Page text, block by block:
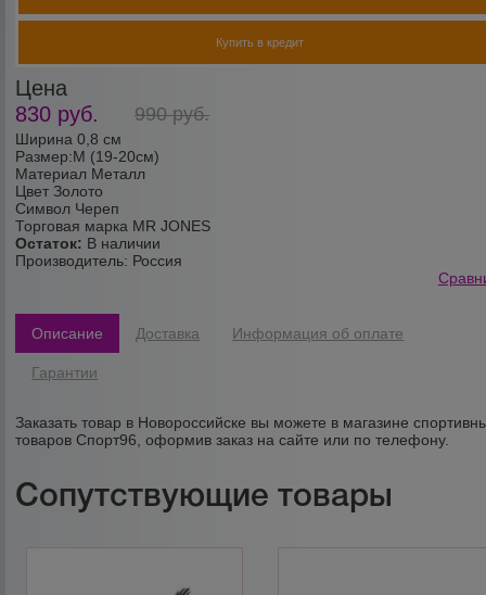
Ширина 0,8 см
Размер:M (19-20см)
Материал Металл
Цвет Золото
Символ Череп
Торговая марка MR JONES
Остаток: В наличии
Производитель: Россия
Цена
990 руб.
830 руб.
Купить в кредит
Описание Доставка Информация об оплате
Гарантии
Заказать товар в Новороссийске вы можете в магазине
товаров Спорт96, оформив заказ на сайте или по телефону.
Сопутствующие товары